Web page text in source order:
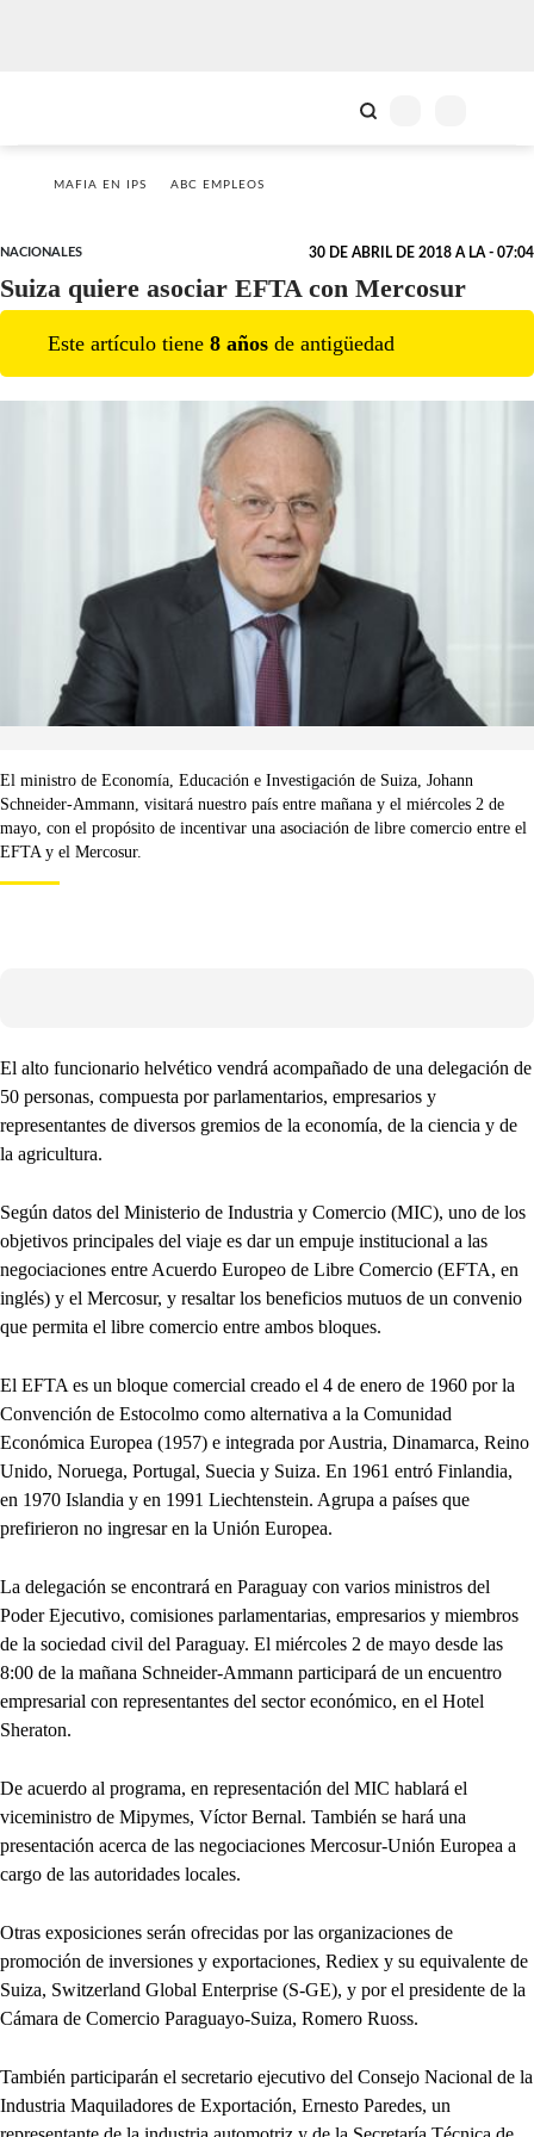
MAFIA EN IPS ABC EMPLEOS
NACIONALES 30 DE ABRIL DE 2018 A LA - 07:04
Suiza quiere asociar EFTA con Mercosur
Este artículo tiene 8 años de antigüedad
El ministro de Economía, Educación e Investigación de Suiza, Johann
Schneider-Ammann, visitará nuestro país entre mañana y el miércoles 2 de
mayo, con el propósito de incentivar una asociación de libre comercio entre el
EFTA y el Mercosur.
El alto funcionario helvético vendrá acompañado de una delegación de
50 personas, compuesta por parlamentarios, empresarios y
representantes de diversos gremios de la economía, de la ciencia y de
la agricultura.
Según datos del Ministerio de Industria y Comercio (MIC), uno de los
objetivos principales del viaje es dar un empuje institucional a las
negociaciones entre Acuerdo Europeo de Libre Comercio (EFTA, en
inglés) y el Mercosur, y resaltar los beneficios mutuos de un convenio
que permita el libre comercio entre ambos bloques.
El EFTA es un bloque comercial creado el 4 de enero de 1960 por la
Convención de Estocolmo como alternativa a la Comunidad
Económica Europea (1957) e integrada por Austria, Dinamarca, Reino
Unido, Noruega, Portugal, Suecia y Suiza. En 1961 entró Finlandia,
en 1970 Islandia y en 1991 Liechtenstein. Agrupa a países que
prefirieron no ingresar en la Unión Europea.
La delegación se encontrará en Paraguay con varios ministros del
Poder Ejecutivo, comisiones parlamentarias, empresarios y miembros
de la sociedad civil del Paraguay. El miércoles 2 de mayo desde las
8:00 de la mañana Schneider-Ammann participará de un encuentro
empresarial con representantes del sector económico, en el Hotel
Sheraton.
De acuerdo al programa, en representación del MIC hablará el
viceministro de Mipymes, Víctor Bernal. También se hará una
presentación acerca de las negociaciones Mercosur-Unión Europea a
cargo de las autoridades locales.
Otras exposiciones serán ofrecidas por las organizaciones de
promoción de inversiones y exportaciones, Rediex y su equivalente de
Suiza, Switzerland Global Enterprise (S-GE), y por el presidente de la
Cámara de Comercio Paraguayo-Suiza, Romero Ruoss.
También participarán el secretario ejecutivo del Consejo Nacional de la
Industria Maquiladores de Exportación, Ernesto Paredes, un